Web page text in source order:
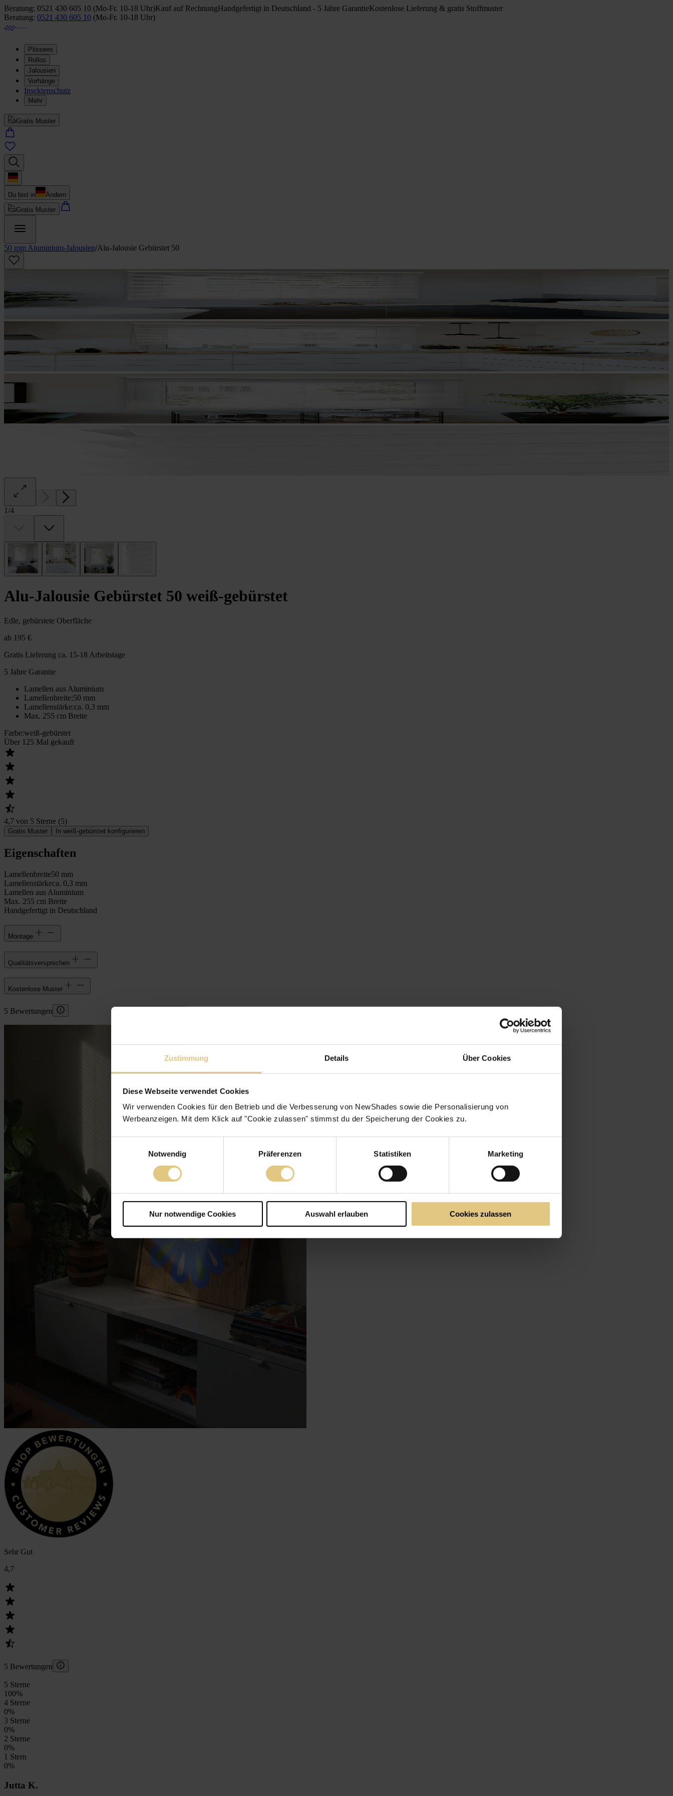
Zustimmung Details Über Cookies
Diese Webseite verwendet Cookies
Wir verwenden Cookies für den Betrieb und die Verbesserung von NewShades sowie die Personalisierung von
Werbeanzeigen. Mit dem Klick auf "Cookie zulassen" stimmst du der Speicherung der Cookies zu.
Notwendig
Präferenzen Statistiken Marketing
Nur notwendige Cookies Auswahl erlauben Cookies zulassen
Beratung: 0521 430 605 10 (Mo-Fr. 10-18 Uhr)Kauf auf RechnungHandgefertigt in Deutschland - 5 Jahre GarantieKostenlose Lieferung & gratis Stoffmuster
Beratung: 0521 430 605 10 (Mo-Fr. 10-18 Uhr)
Plissees
Rollos
Jalousien
Vorhänge
Insektenschutz
Mehr
Gratis Muster
Du bist in
Ändern
Gratis Muster
50 mm Aluminium-Jalousien/Alu-Jalousie Gebürstet 50
1/4
Alu-Jalousie Gebürstet 50 weiß-gebürstet
Edle, gebürstete Oberfläche
ab 195 €
Gratis Lieferung ca. 15-18 Arbeitstage
5 Jahre Garantie
Lamellen aus Aluminium
Lamellenbreite:50 mm
Lamellenstärke:ca. 0,3 mm
Max. 255 cm Breite
Farbe:weiß-gebürstet
Über 125 Mal gekauft
4,7 von 5 Sterne (5)
Gratis Muster In weiß-gebürstet konfigurieren
Eigenschaften
Lamellenbreite50 mm
Lamellenstärkeca. 0,3 mm
Lamellen aus Aluminium
Max. 255 cm Breite
Handgefertigt in Deutschland
Montage
Qualitätsversprechen
Kostenlose Muster
5 Bewertungen
Sehr Gut
4,7
5 Bewertungen
5 Sterne
100%
4 Sterne
0%
3 Sterne
0%
2 Sterne
0%
1 Stern
0%
Jutta K.